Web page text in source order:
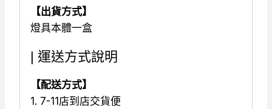
【出貨方式】
燈具本體一盒
| 運送方式說明
【配送方式】
1. 7-11店到店交貨便